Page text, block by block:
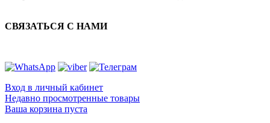
СВЯЗАТЬСЯ С НАМИ
Вход в личный кабинет
Недавно просмотренные товары
Ваша корзина пуста